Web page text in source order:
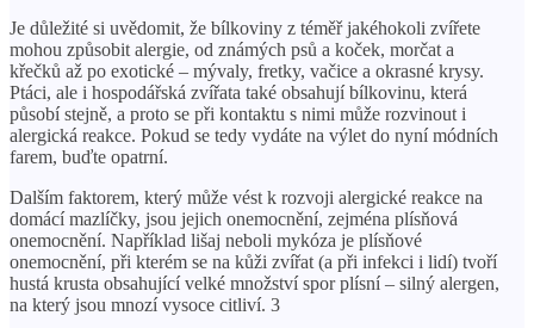
Je důležité si uvědomit, že bílkoviny z téměř jakéhokoli zvířete
mohou způsobit alergie, od známých psů a koček, morčat a
křečků až po exotické – mývaly, fretky, vačice a okrasné krysy.
Ptáci, ale i hospodářská zvířata také obsahují bílkovinu, která
působí stejně, a proto se při kontaktu s nimi může rozvinout i
alergická reakce. Pokud se tedy vydáte na výlet do nyní módních
farem, buďte opatrní.
Dalším faktorem, který může vést k rozvoji alergické reakce na
domácí mazlíčky, jsou jejich onemocnění, zejména plísňová
onemocnění. Například lišaj neboli mykóza je plísňové
onemocnění, při kterém se na kůži zvířat (a při infekci i lidí) tvoří
hustá krusta obsahující velké množství spor plísní – silný alergen,
na který jsou mnozí vysoce citliví. 3